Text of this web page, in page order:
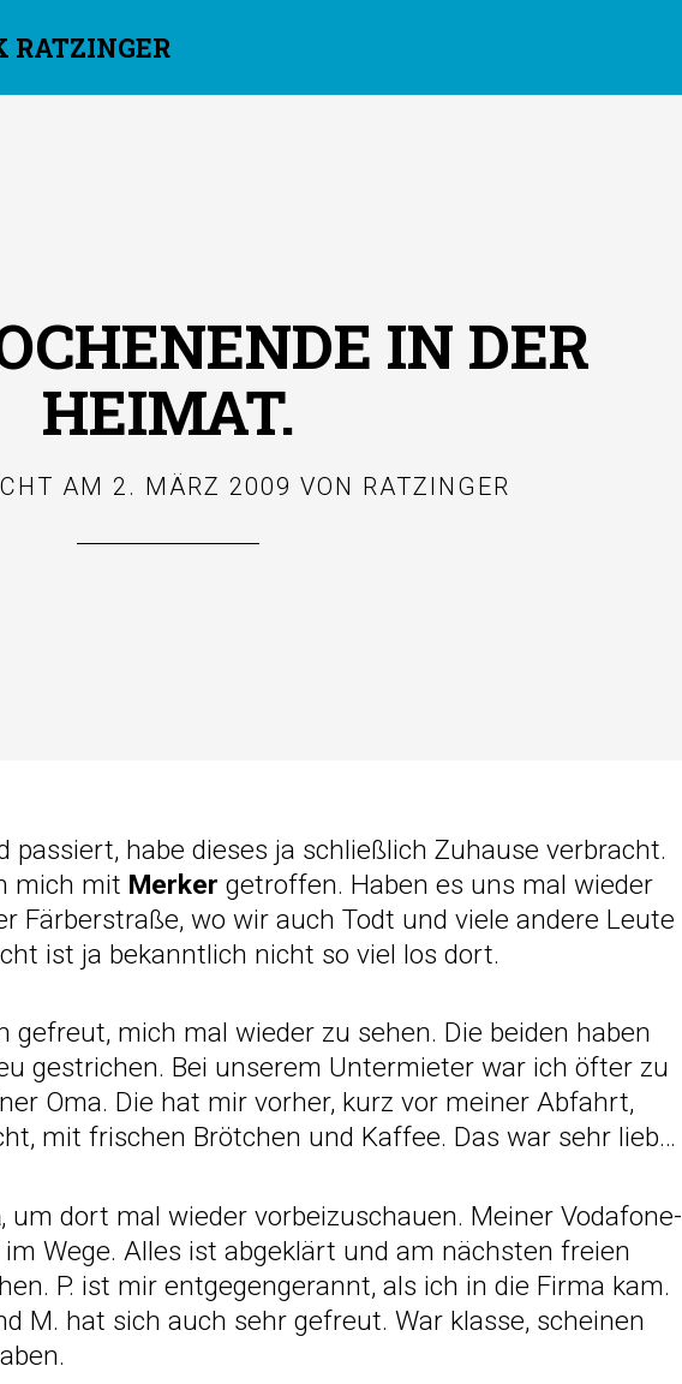
RATZINGER
IN DER
HEIMAT.
AM 2. MÄRZ 2009 VON RATZINGER
passiert, habe dieses ja schließlich Zuhause verbracht.
mich mit Merker getroffen. Haben es uns mal wieder
Färberstraße, wo wir auch Todt und viele andere Leute
ist ja bekanntlich nicht so viel los dort.
gefreut, mich mal wieder zu sehen. Die beiden haben
gestrichen. Bei unserem Untermieter war ich öfter zu
Oma. Die hat mir vorher, kurz vor meiner Abfahrt,
mit frischen Brötchen und Kaffee. Das war sehr lieb…
, um dort mal wieder vorbeizuschauen. Meiner Vodafone-
Wege. Alles ist abgeklärt und am nächsten freien
P. ist mir entgegengerannt, als ich in die Firma kam.
M. hat sich auch sehr gefreut. War klasse, scheinen